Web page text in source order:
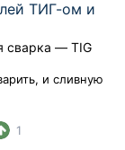
ТИГ-ом и
сварка — TIG
и сливную
1